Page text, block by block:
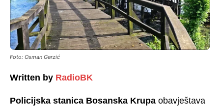
Foto: Osman Gerzić
Written by RadioBK
Policijska stanica Bosanska Krupa obavještava